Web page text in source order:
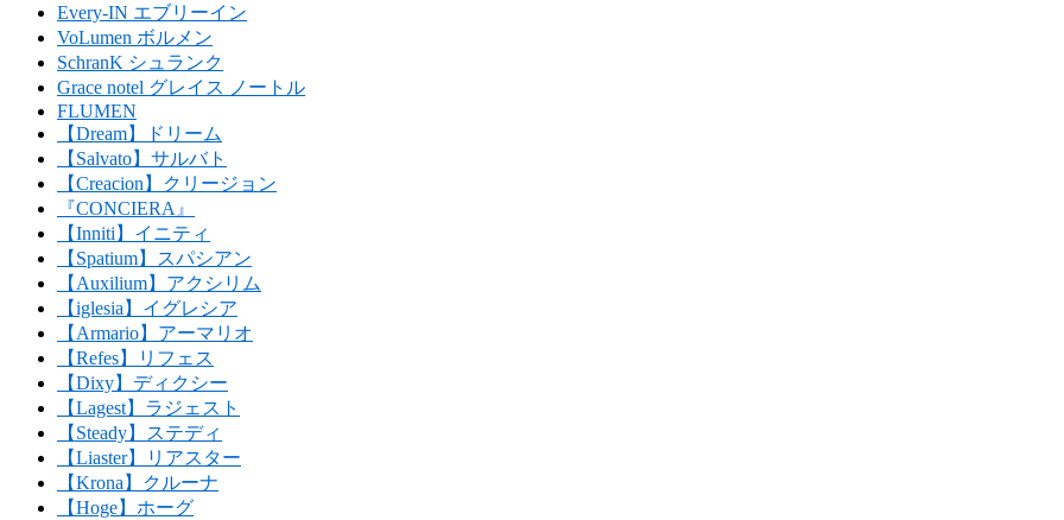
Every-IN エブリーイン
VoLumen ボルメン
SchranK シュランク
Grace notel グレイス ノートル
FLUMEN
【Dream】ドリーム
【Salvato】サルバト
【Creacion】クリージョン
『CONCIERA』
【Inniti】イニティ
【Spatium】スパシアン
【Auxilium】アクシリム
【iglesia】イグレシア
【Armario】アーマリオ
【Refes】リフェス
【Dixy】ディクシー
【Lagest】ラジェスト
【Steady】ステディ
【Liaster】リアスター
【Krona】クルーナ
【Hoge】ホーグ